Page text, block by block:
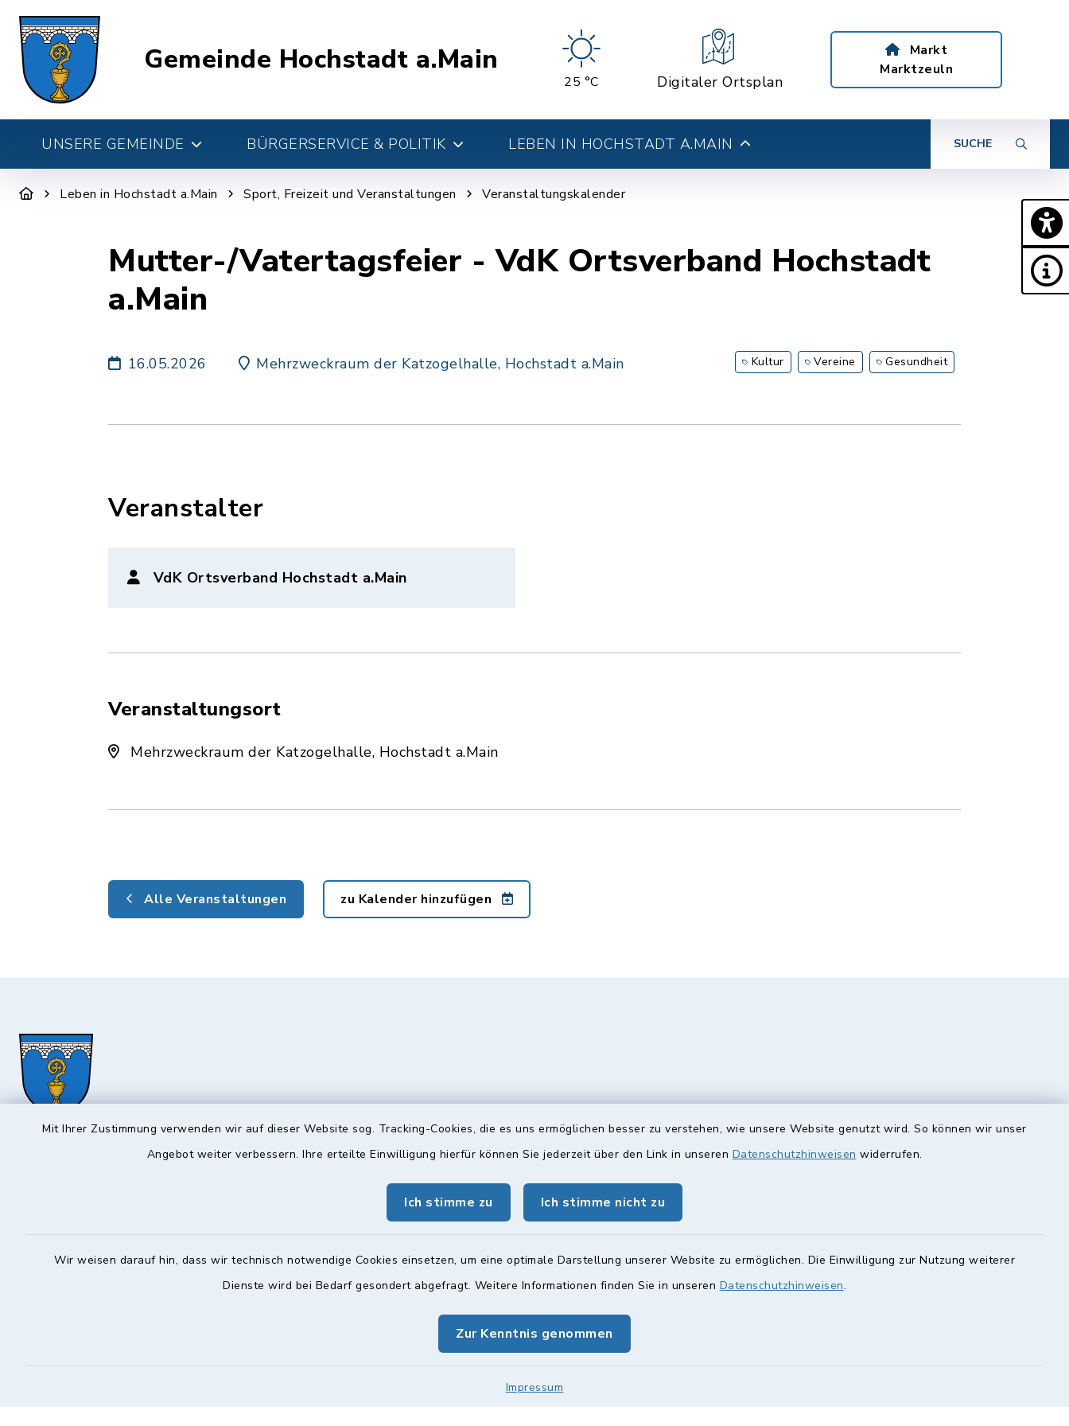
Mit Ihrer Zustimmung verwenden wir auf dieser Website sog. Tracking-Cookies, die es uns ermöglichen besser zu verstehen, wie unsere Website genutzt wird. So können wir unser
Angebot weiter verbessern. Ihre erteilte Einwilligung hierfür können Sie jederzeit über den Link in unseren Datenschutzhinweisen widerrufen.
Ich stimme zu Ich stimme nicht zu
Wir weisen darauf hin, dass wir technisch notwendige Cookies einsetzen, um eine optimale Darstellung unserer Website zu ermöglichen. Die Einwilligung zur Nutzung weiterer
Dienste wird bei Bedarf gesondert abgefragt. Weitere Informationen finden Sie in unseren Datenschutzhinweisen.
Zur Kenntnis genommen
Impressum
Gemeinde Hochstadt a.Main
25 °C Digitaler Ortsplan
Markt
Marktzeuln
UNSERE GEMEINDE BÜRGERSERVICE & POLITIK LEBEN IN HOCHSTADT A.MAIN SUCHE
Leben in Hochstadt a.Main Sport, Freizeit und Veranstaltungen Veranstaltungskalender
Mutter-/Vatertagsfeier - VdK Ortsverband Hochstadt
a.Main
16.05.2026 Mehrzweckraum der Katzogelhalle, Hochstadt a.Main Kultur Vereine Gesundheit
Veranstalter
VdK Ortsverband Hochstadt a.Main
Veranstaltungsort
Mehrzweckraum der Katzogelhalle, Hochstadt a.Main
Alle Veranstaltungen zu Kalender hinzufügen
Hochstadt a.Main
09574 6236-42
Öffnungszeiten
Montag, Mittwoch und Freitag:
08:00-12:00 Uhr
Donnerstag zusätzlich:
14:30-18:00 Uhr
Bürgersprechstunde
Diese findet nach Vereinbarung statt.
Quicklinks
geoPortal Lichtenfels